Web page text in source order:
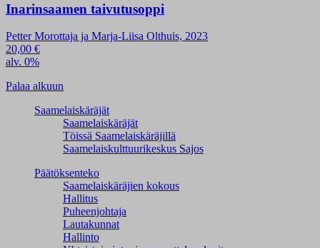
Inarinsaamen taivutusoppi
Petter Morottaja ja Marja-Liisa Olthuis, 2023
20,00 €
alv. 0%
Palaa alkuun
Saamelaiskäräjät
Saamelaiskäräjät
Töissä Saamelaiskäräjillä
Saamelaiskulttuuri­keskus Sajos
Päätöksenteko
Saamelaiskäräjien kokous
Hallitus
Puheenjohtaja
Lautakunnat
Hallinto